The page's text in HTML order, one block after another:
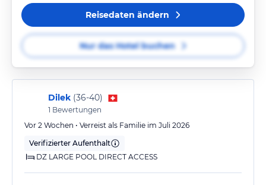
Reisedaten ändern
Nur das Hotel buchen
Dilek (36-40)
1 Bewertungen
Vor 2 Wochen • Verreist als Familie im Juli 2026
Verifizierter Aufenthalt
DZ LARGE POOL DIRECT ACCESS